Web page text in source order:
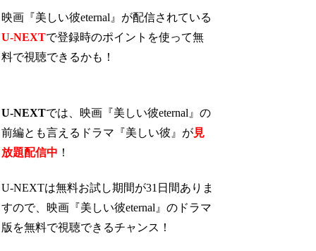
映画『美しい彼eternal』が配信されている
U-NEXTで登録時のポイントを使って無
料で視聴できるかも！
U-NEXTでは、映画『美しい彼eternal』の
前編とも言えるドラマ『美しい彼』が見
放題配信中 ！
U-NEXTは無料お試し期間が31日間ありま
すので、映画『美しい彼eternal』のドラマ
版を無料で視聴できるチャンス！